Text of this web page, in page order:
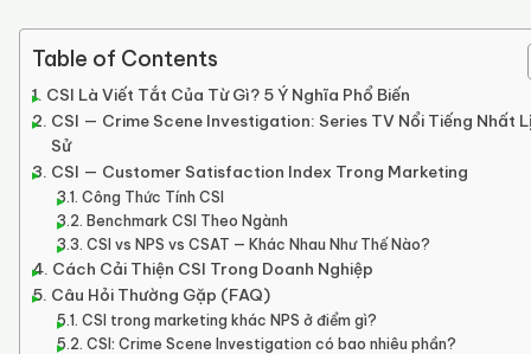
Table of Contents
CSI Là Viết Tắt Của Từ Gì? 5 Ý Nghĩa Phổ Biến
CSI — Crime Scene Investigation: Series TV Nổi Tiếng Nhất
Sử
CSI — Customer Satisfaction Index Trong Marketing
Công Thức Tính CSI
Benchmark CSI Theo Ngành
CSI vs NPS vs CSAT — Khác Nhau Như Thế Nào?
Cách Cải Thiện CSI Trong Doanh Nghiệp
Câu Hỏi Thường Gặp (FAQ)
CSI trong marketing khác NPS ở điểm gì?
CSI: Crime Scene Investigation có bao nhiêu phần?